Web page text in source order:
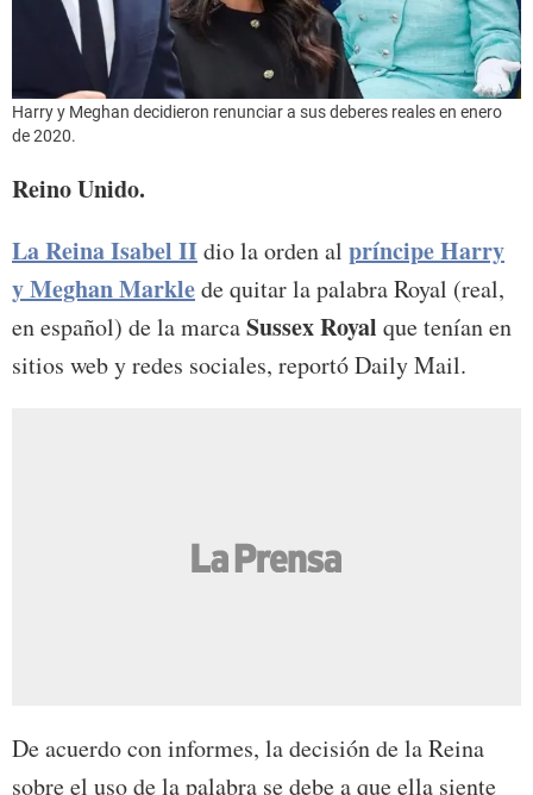
Harry y Meghan decidieron renunciar a sus deberes reales en enero
de 2020.
Reino Unido.
La Reina Isabel IIdio la orden al príncipe Harry
y Meghan Marklede quitar la palabra Royal (real,
en español) de la marcaSussex Royal que tenían en
sitios web y redes sociales, reportó Daily Mail.
De acuerdo con informes, la decisión de la Reina
sobre el uso de la palabra se debe a que ella siente